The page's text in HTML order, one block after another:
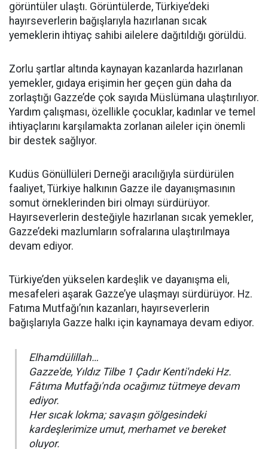
görüntüler ulaştı. Görüntülerde, Türkiye’deki
hayırseverlerin bağışlarıyla hazırlanan sıcak
yemeklerin ihtiyaç sahibi ailelere dağıtıldığı görüldü.
Zorlu şartlar altında kaynayan kazanlarda hazırlanan
yemekler, gıdaya erişimin her geçen gün daha da
zorlaştığı Gazze’de çok sayıda Müslümana ulaştırılıyor.
Yardım çalışması, özellikle çocuklar, kadınlar ve temel
ihtiyaçlarını karşılamakta zorlanan aileler için önemli
bir destek sağlıyor.
Kudüs Gönüllüleri Derneği aracılığıyla sürdürülen
faaliyet, Türkiye halkının Gazze ile dayanışmasının
somut örneklerinden biri olmayı sürdürüyor.
Hayırseverlerin desteğiyle hazırlanan sıcak yemekler,
Gazze’deki mazlumların sofralarına ulaştırılmaya
devam ediyor.
Türkiye’den yükselen kardeşlik ve dayanışma eli,
mesafeleri aşarak Gazze’ye ulaşmayı sürdürüyor. Hz.
Fatıma Mutfağı’nın kazanları, hayırseverlerin
bağışlarıyla Gazze halkı için kaynamaya devam ediyor.
Elhamdülillah…
Gazze'de, Yıldız Tilbe 1 Çadır Kenti'ndeki Hz.
Fâtıma Mutfağı'nda ocağımız tütmeye devam
ediyor.
Her sıcak lokma; savaşın gölgesindeki
kardeşlerimize umut, merhamet ve bereket
oluyor.